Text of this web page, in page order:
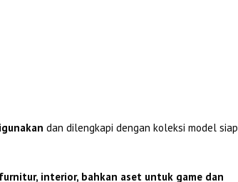
dan dilengkapi dengan koleksi model siap
interior, bahkan aset untuk game dan